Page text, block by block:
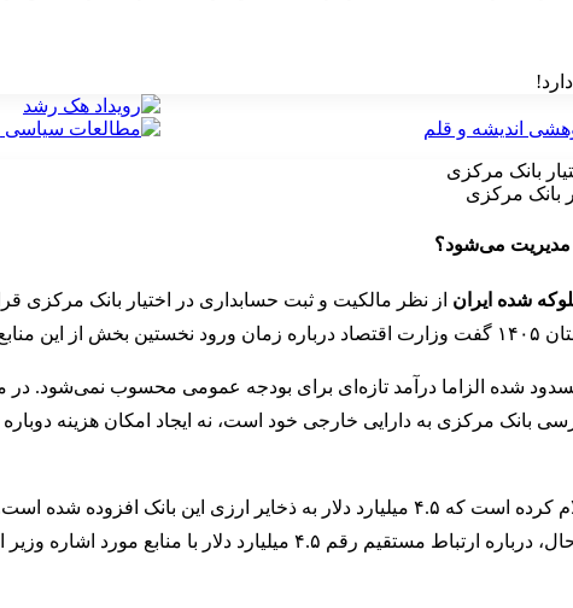
بانک مرکزی
مدیریت می‌شود؟
شده ایران از نظر مالکیت و ثبت حسابداری در اختیار بانک مرکزی
شود.
شده الزاما درآمد تازه‌ای برای بودجه عمومی محسوب نمی‌شود. در
بانک مرکزی به دارایی خارجی خود است، نه ایجاد امکان هزینه
رییس کل بانک مرکزی نیز در گزارشی جداگانه اعلام کرده است که ۴.۵ میلیارد
معادل ریالی آنها پیش‌تر پرداخت شده است. با این حال، درباره